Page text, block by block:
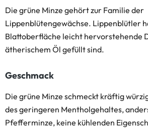
Die grüne Minze gehört zur Familie der
Lippenblütengewächse. Lippenblütler
Blattoberfläche leicht hervorstehende
ätherischem Öl gefüllt sind.
Geschmack
Die grüne Minze schmeckt kräftig
des geringeren Mentholgehaltes,
Pfefferminze, keine kühlenden